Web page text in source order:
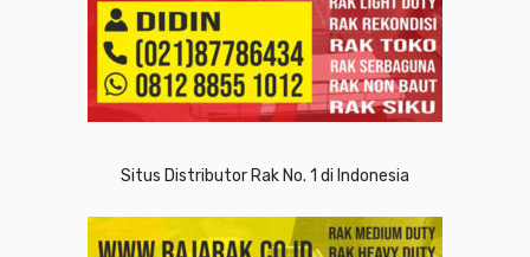
Situs Distributor Rak No. 1 di Indonesia